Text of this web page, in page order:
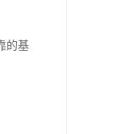
的基